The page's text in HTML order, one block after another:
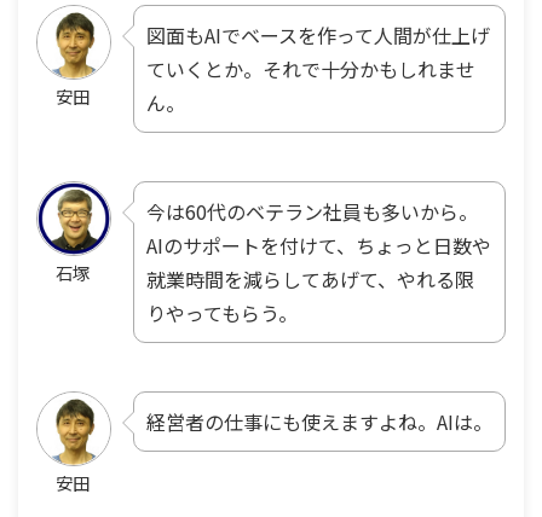
安田
図面もAIでベースを作って人間が仕上げ
ていくとか。それで十分かもしれませ
ん。
石塚
今は60代のベテラン社員も多いから。
AIのサポートを付けて、ちょっと日数や
就業時間を減らしてあげて、やれる限
りやってもらう。
安田
経営者の仕事にも使えますよね。AIは。